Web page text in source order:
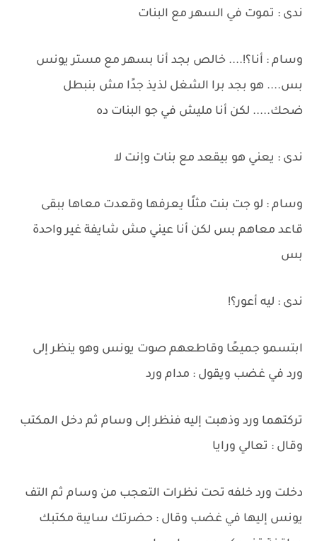
ندى : تموت في السهر مع البنات
وسام : أنا؟!.... خالص بجد أنا بسهر مع مستر يونس
بس.... هو بجد برا الشغل لذيذ جدًا مش بنبطل
ضحك..... لكن أنا مليش في جو البنات ده
ندى : يعني هو بيقعد مع بنات وإنت لا
وسام : لو جت بنت مثلًا يعرفها وقعدت معاها ببقى
قاعد معاهم بس لكن أنا عيني مش شايفة غير واحدة
بس
ندى : ليه أعور؟!
ابتسمو جميعًا وقاطعهم صوت يونس وهو ينظر إلى
ورد في غضب ويقول : مدام ورد
تركتهما ورد وذهبت إليه فنظر إلى وسام ثم دخل المكتب
وقال : تعالي ورايا
دخلت ورد خلفه تحت نظرات التعجب من وسام ثم التف
يونس إليها في غضب وقال : حضرتك سايبة مكتبك